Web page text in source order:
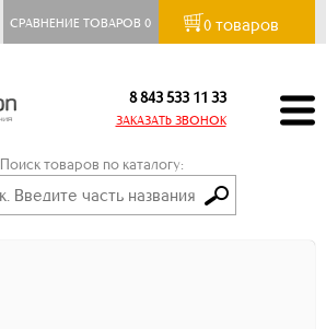
СРАВНЕНИЕ ТОВАРОВ0 0 товаров
8 843 533 11 33
ЗАКАЗАТЬ ЗВОНОК
Поиск товаров по каталогу: